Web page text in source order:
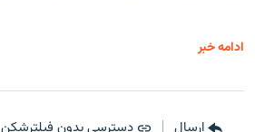
ادامه خبر
ارسال دسترسی بدون فیلترشکن